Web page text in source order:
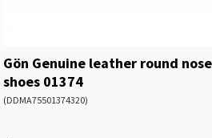
Gön Genuine leather round
shoes 01374
(DDMA75501374320)